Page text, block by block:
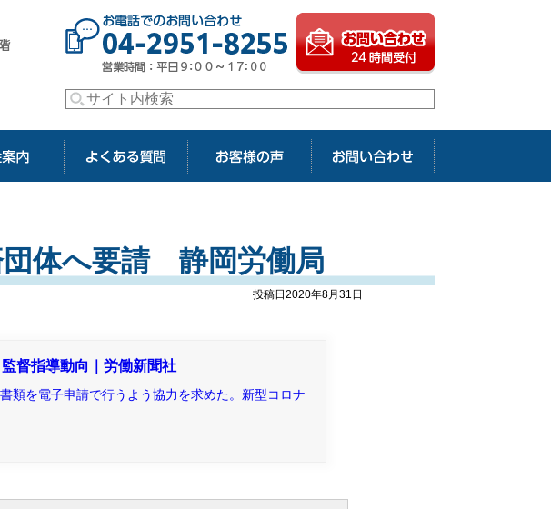
労務士法人】
体へ要請 静岡労働局
投稿日2020年8月31日
督指導動向｜労働新聞社
類を電子申請で行うよう協力を求めた。新型コロナ